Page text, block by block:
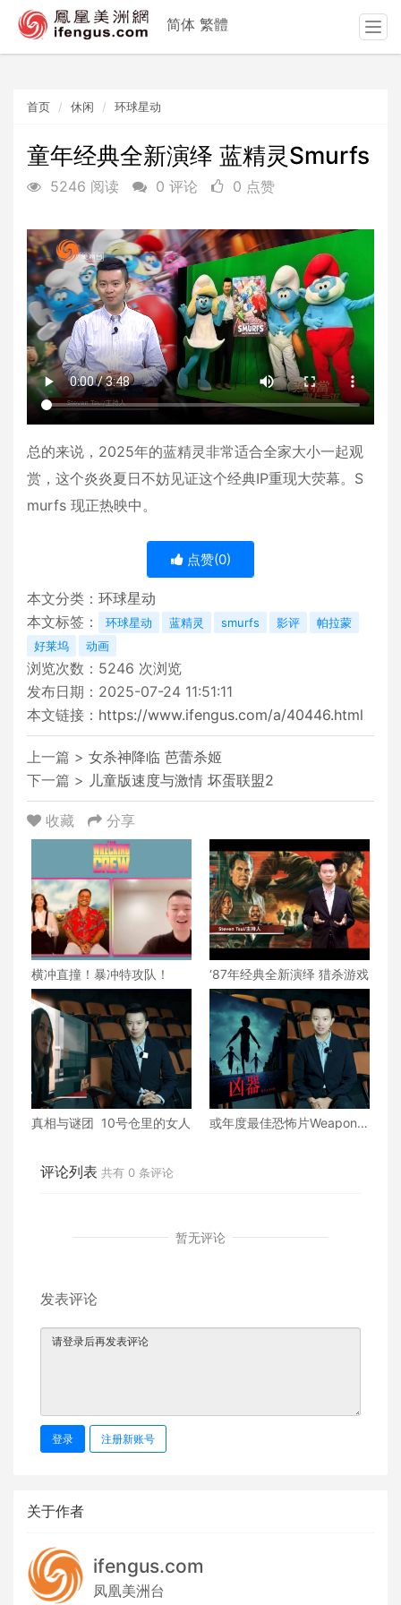
首页 休闲 环球星动
童年经典全新演绎 蓝精灵Smurfs
5246 阅读 0 评论 0 点赞
总的来说，2025年的蓝精灵非常适合全家大小一起观
赏，这个炎炎夏日不妨见证这个经典IP重现大荧幕。S
murfs 现正热映中。
点赞(0)
本文分类： 环球星动
本文标签：
环球星动 蓝精灵 smurfs 影评
帕拉蒙
好莱坞
动画
浏览次数： 5246 次浏览
发布日期：2025-07-24 11:51:11
本文链接： https://www.ifengus.com/a/40446.html
上一篇 > 女杀神降临 芭蕾杀姬
下一篇 > 儿童版速度与激情 坏蛋联盟2
收藏 分享
横冲直撞！暴冲特攻队！ ‘87年经典全新演绎 猎杀游戏
真相与谜团 10号仓里的女人
或年度最佳恐怖片Weapons
评论列表 共有 0 条评论
暂无评论
发表评论
登录 注册新账号
关于作者
ifengus.com
凤凰美洲台
简体 繁體
T
o
n
a
g
o